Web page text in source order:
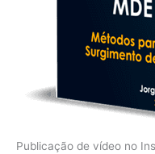
Publicação de vídeo no